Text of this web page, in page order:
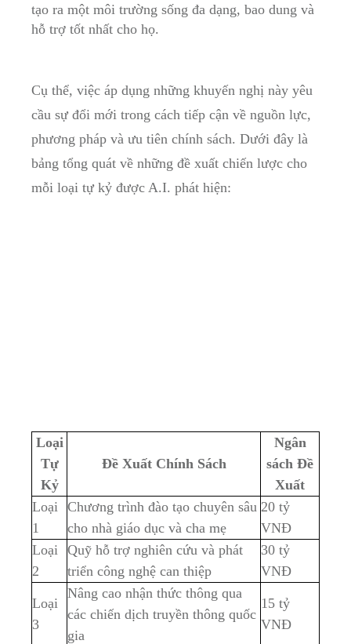
tạo ra⁣ một môi​ trường sống đa ⁤dạng, bao ⁢dung và
hỗ trợ tốt nhất cho họ.
Cụ thể, việc áp⁤ dụng những khuyến nghị này yêu
cầu sự đổi ​mới‌ trong cách tiếp cận về nguồn ⁣lực,
phương pháp và ​ưu tiên ⁢chính‍ sách. Dưới đây là
bảng ⁣tổng quát về những đề⁢ xuất chiến lược cho
mỗi loại tự kỷ được A.I. phát hiện:
Loại
Tự
Kỷ
Đề Xuất Chính Sách
Ngân
sách Đề
Xuất
Loại
1
Chương trình đào tạo ⁣chuyên sâu
cho nhà giáo dục và cha​ mẹ
20 ‌tỷ
VNĐ
Loại
2
Quỹ ​hỗ trợ nghiên cứu và phát
triển công‍ nghệ can thiệp
30 tỷ
VNĐ
Loại⁢
3
Nâng cao nhận thức thông qua
các chiến dịch truyền thông quốc
gia
15 tỷ
VNĐ